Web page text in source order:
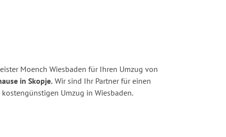
Moench Wiesbaden für Ihren Umzug von
in Skopje. Wir sind Ihr Partner für einen
Umzug in Wiesbaden.